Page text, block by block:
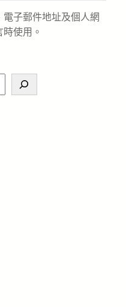
子郵件地址及個人網
使用。